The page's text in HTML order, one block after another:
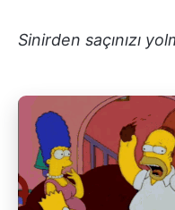
Sinirden saçınızı